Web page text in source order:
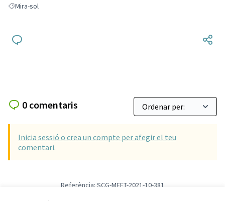
Resultats en filtrar per: Mira-sol
Mira-sol
0 comentaris
Inicia sessió o crea un compte per afegir el teu
comentari.
Referència: SCG-MEET-2021-10-381